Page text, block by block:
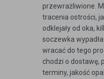
przewrażliwione.
tracenia ostrości,
odklejały od oka,
soczewka
wracać do tego
chodzi o dostawę,
terminy, jakość